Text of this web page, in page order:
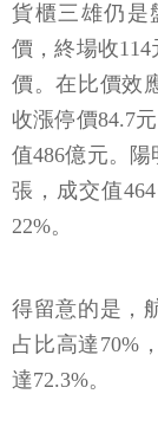
貨櫃三雄仍是
價，終場收
價。在比價效
收漲停價84.7
值486億元。
張，成交值
22%。
得留意的是，
占比高達70%
達72.3%。